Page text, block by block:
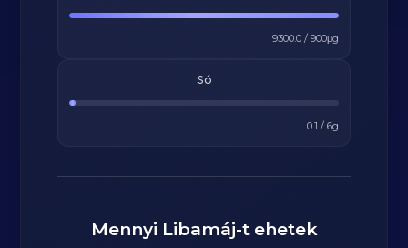
9300.0/ 900μg
Só
0.1 / 6g
Mennyi Libamáj-t ehetek